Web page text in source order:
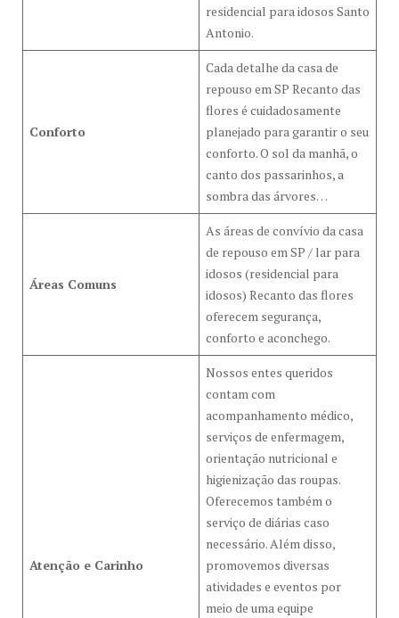
residencial para idosos Santo
Antonio.
Conforto
Cada detalhe da casa de
repouso em SP Recanto das
flores é cuidadosamente
planejado para garantir o seu
conforto. O sol da manhã, o
canto dos passarinhos, a
sombra das árvores…
Áreas Comuns
As áreas de convívio da casa
de repouso em SP / lar para
idosos (residencial para
idosos) Recanto das flores
oferecem segurança,
conforto e aconchego.
Atenção e Carinho
Nossos entes queridos
contam com
acompanhamento médico,
serviços de enfermagem,
orientação nutricional e
higienização das roupas.
Oferecemos também o
serviço de diárias caso
necessário. Além disso,
promovemos diversas
atividades e eventos por
meio de uma equipe